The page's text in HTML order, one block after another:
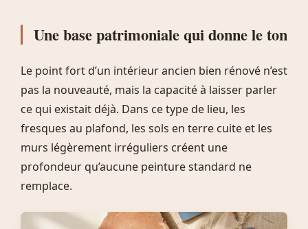
Une base patrimoniale qui donne le ton
Le point fort d’un intérieur ancien bien rénové n’est
pas la nouveauté, mais la capacité à laisser parler
ce qui existait déjà. Dans ce type de lieu, les
fresques au plafond, les sols en terre cuite et les
murs légèrement irréguliers créent une
profondeur qu’aucune peinture standard ne
remplace.